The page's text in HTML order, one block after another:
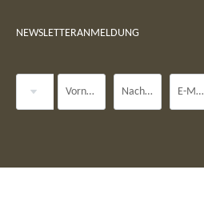
NEWSLETTERANMELDUNG
Vorname Nachname* E-Mail*